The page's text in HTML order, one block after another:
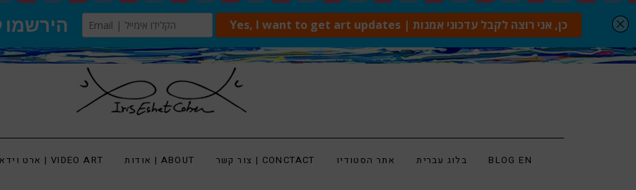
ארט וידאו | VIDEO ART אודות | ABOUT צור קשר | CONCTACT אתר הסטודיו בלוג עברית BLOG EN